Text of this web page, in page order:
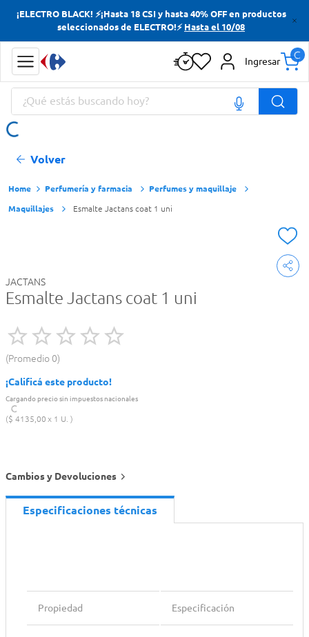
¡ELECTRO BLACK! ⚡¡Hasta 18 CSI y hasta 40% OFF en productos
seleccionados de ELECTRO!⚡ Hasta el 10/08
Ingresar
¿Qué estás buscando hoy?
Volver
Perfumería y farmacia
Perfumes y maquillaje
Maquillajes
Esmalte Jactans coat 1 uni
JACTANS
Esmalte Jactans coat 1 uni
Promedio 0
¡Calificá este producto!
Cargando precio sin impuestos nacionales
$ 4135,00 1 U.
Cambios y Devoluciones
Especificaciones técnicas
Propiedad Especificación
Términos más buscados
Yerba
Cerveza
Doves
Términos más buscados
Yerba
Cerveza
Doves
Jabon Tocador